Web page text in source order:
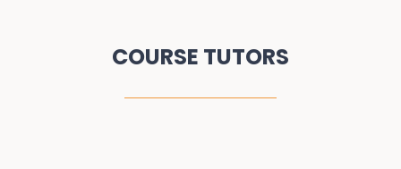
COURSE TUTORS